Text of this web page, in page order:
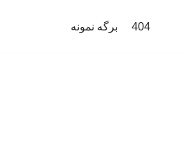
404 برگه نمونه